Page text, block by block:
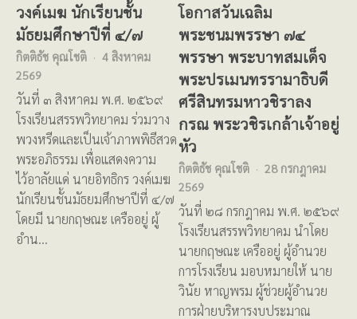
วงค์เมฆ นักเรียนชั้น
มัธยมศึกษาปีที่ ๔/๗
กิตติธัช คุณโชติ
4 สิงหาคม
2569
วันที่ ๓ สิงหาคม พ.ศ. ๒๕๖๙
โรงเรียนสรรพวิทยาคม ร่วมวาง
พวงหรีดและเป็นเจ้าภาพพิธีสวด
พระอภิธรรม เพื่อแสดงความ
ไว้อาลัยแด่ นายอิทธิกร วงค์เมฆ
นักเรียนชั้นมัธยมศึกษาปีที่ ๔/๗
โดยมี นายกฤษณะ เครืออยู่ ผู้
อำน…
โอกาสวันเฉลิม
พระชนมพรรษา ๗๔
พรรษา พระบาทสมเด็จ
พระปรเมนทรรามาธิบดี
ศรีสินทรมหาวชิราลง
กรณ พระวชิรเกล้าเจ้าอยู่
หัว
กิตติธัช คุณโชติ
28 กรกฎาคม
2569
วันที่ ๒๘ กรกฎาคม พ.ศ. ๒๕๖๙
โรงเรียนสรรพวิทยาคม นำโดย
นายกฤษณะ เครืออยู่ ผู้อำนวย
การโรงเรียน มอบหมายให้ นาย
วินัย หาญพรม ผู้ช่วยผู้อำนวย
การฝ่ายบริหารงบประมาณ